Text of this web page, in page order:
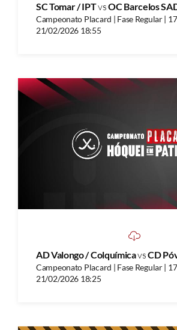
SC Tomar / IPTvsOC Barcelos
Campeonato Placard | Fase Regular |
21/02/2026 18:55
AD Valongo / ColquímicavsCD
Campeonato Placard | Fase Regular |
21/02/2026 18:25